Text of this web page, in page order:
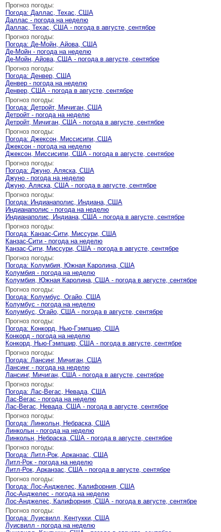
Прогноз погоды:
Погода: Даллас, Техас, США
Даллас - погода на неделю
Даллас, Техас, США - погода в августе, сентябре
Прогноз погоды:
Погода: Де-Мойн, Айова, США
Де-Мойн - погода на неделю
Де-Мойн, Айова, США - погода в августе, сентябре
Прогноз погоды:
Погода: Денвер, США
Денвер - погода на неделю
Денвер, США - погода в августе, сентябре
Прогноз погоды:
Погода: Детройт, Мичиган, США
Детройт - погода на неделю
Детройт, Мичиган, США - погода в августе, сентябре
Прогноз погоды:
Погода: Джексон, Миссисипи, США
Джексон - погода на неделю
Джексон, Миссисипи, США - погода в августе, сентябре
Прогноз погоды:
Погода: Джуно, Аляска, США
Джуно - погода на неделю
Джуно, Аляска, США - погода в августе, сентябре
Прогноз погоды:
Погода: Индианаполис, Индиана, США
Индианаполис - погода на неделю
Индианаполис, Индиана, США - погода в августе, сентябре
Прогноз погоды:
Погода: Канзас-Сити, Миссури, США
Канзас-Сити - погода на неделю
Канзас-Сити, Миссури, США - погода в августе, сентябре
Прогноз погоды:
Погода: Колумбия, Южная Каролина, США
Колумбия - погода на неделю
Колумбия, Южная Каролина, США - погода в августе, сентябре
Прогноз погоды:
Погода: Колумбус, Огайо, США
Колумбус - погода на неделю
Колумбус, Огайо, США - погода в августе, сентябре
Прогноз погоды:
Погода: Конкорд, Нью-Гэмпшир, США
Конкорд - погода на неделю
Конкорд, Нью-Гэмпшир, США - погода в августе, сентябре
Прогноз погоды:
Погода: Лансинг, Мичиган, США
Лансинг - погода на неделю
Лансинг, Мичиган, США - погода в августе, сентябре
Прогноз погоды:
Погода: Лас-Вегас, Невада, США
Лас-Вегас - погода на неделю
Лас-Вегас, Невада, США - погода в августе, сентябре
Прогноз погоды:
Погода: Линкольн, Небраска, США
Линкольн - погода на неделю
Линкольн, Небраска, США - погода в августе, сентябре
Прогноз погоды:
Погода: Литл-Рок, Арканзас, США
Литл-Рок - погода на неделю
Литл-Рок, Арканзас, США - погода в августе, сентябре
Прогноз погоды:
Погода: Лос-Анджелес, Калифорния, США
Лос-Анджелес - погода на неделю
Лос-Анджелес, Калифорния, США - погода в августе, сентябре
Прогноз погоды:
Погода: Луисвилл, Кентукки, США
Луисвилл - погода на неделю